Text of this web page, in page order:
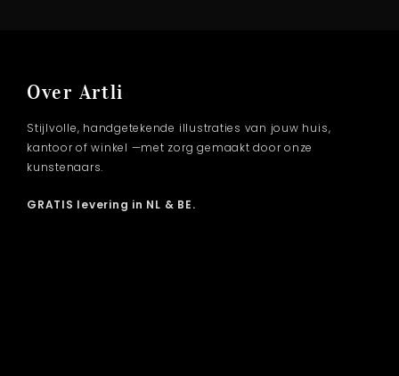
Over Artli
Stijlvolle, handgetekende illustraties van jouw huis,
kantoor of winkel —met zorg gemaakt door onze
kunstenaars.
GRATIS levering in NL & BE.